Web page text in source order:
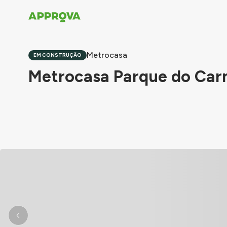
EM CONSTRUÇÃO Metrocasa
Metrocasa Parque do